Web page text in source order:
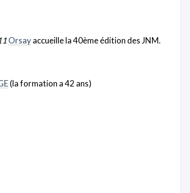
Orsayaccueille la 40ème édition des JNM.
(la formation a 42 ans)